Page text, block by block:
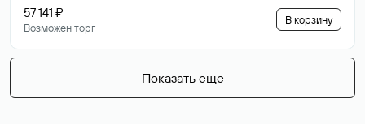
57 141 ₽
Возможен торг
В корзину
Показать еще